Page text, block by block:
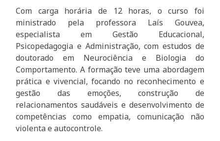
Com carga horária de 12 horas, o curso foi
ministrado pela professora Laís Gouvea,
especialista em Gestão Educacional,
Psicopedagogia e Administração, com estudos de
doutorado em Neurociência e Biologia do
Comportamento. A formação teve uma abordagem
prática e vivencial, focando no reconhecimento e
gestão das emoções, construção de
relacionamentos saudáveis e desenvolvimento de
competências como empatia, comunicação não
violenta e autocontrole.